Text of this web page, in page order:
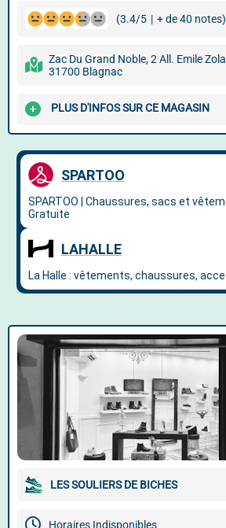
(3.4/5 | + de 40 notes)
Zac Du Grand Noble, 2 All. Emile Zola
31700 Blagnac
PLUS D'INFOS SUR CE MAGASIN
LES SOULIERS DE BICHES
Horaires Indisponibles